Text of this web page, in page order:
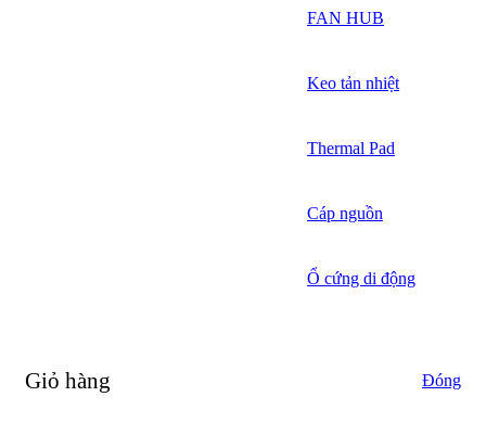
FAN HUB
Keo tản nhiệt
Thermal Pad
Cáp nguồn
Ổ cứng di động
Giỏ hàng Đóng